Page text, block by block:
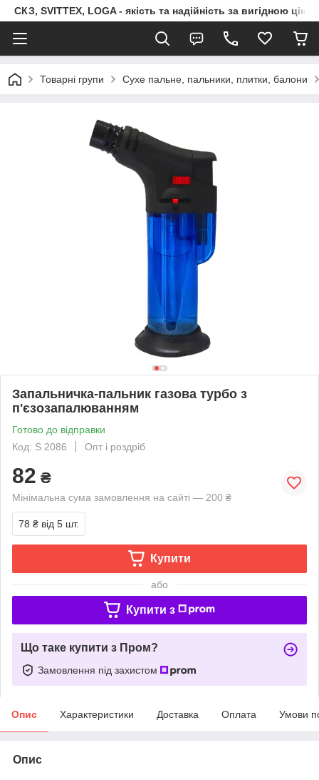
СКЗ, SVITTEX, LOGA - якість та надійність за вигідною
Товарні групи Сухе пальне, пальники, плитки, балони
Запальничка-пальник газова турбо з
п'єзозапалюванням
Готово до відправки
Код: S 2086
Опт і роздріб
82 ₴
Мінімальна сума замовлення на сайті — 200 ₴
78 ₴ від 5 шт.
Купити
або
Купити з
Що таке купити з Пром?
Замовлення під захистом
Опис Характеристики Доставка Оплата Умови
Опис